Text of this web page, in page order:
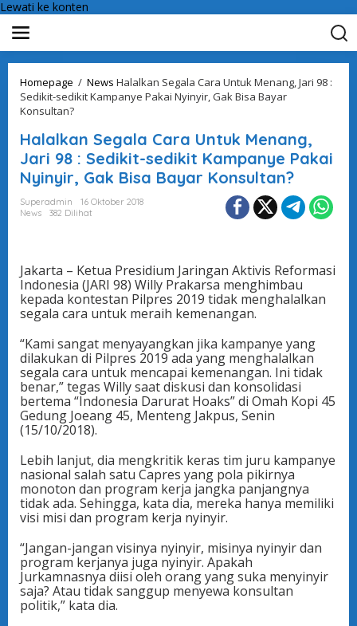
Lewati ke konten
Homepage / News Halalkan Segala Cara Untuk Menang, Jari 98 :
Sedikit-sedikit Kampanye Pakai Nyinyir, Gak Bisa Bayar
Konsultan?
Halalkan Segala Cara Untuk Menang,
Jari 98 : Sedikit-sedikit Kampanye Pakai
Nyinyir, Gak Bisa Bayar Konsultan?
Superadmin
16 Oktober 2018
News
382 Dilihat
Jakarta – Ketua Presidium Jaringan Aktivis Reformasi
Indonesia (JARI 98) Willy Prakarsa menghimbau
kepada kontestan Pilpres 2019 tidak menghalalkan
segala cara untuk meraih kemenangan.
“Kami sangat menyayangkan jika kampanye yang
dilakukan di Pilpres 2019 ada yang menghalalkan
segala cara untuk mencapai kemenangan. Ini tidak
benar,” tegas Willy saat diskusi dan konsolidasi
bertema “Indonesia Darurat Hoaks” di Omah Kopi 45
Gedung Joeang 45, Menteng Jakpus, Senin
(15/10/2018).
Lebih lanjut, dia mengkritik keras tim juru kampanye
nasional salah satu Capres yang pola pikirnya
monoton dan program kerja jangka panjangnya
tidak ada. Sehingga, kata dia, mereka hanya memiliki
visi misi dan program kerja nyinyir.
“Jangan-jangan visinya nyinyir, misinya nyinyir dan
program kerjanya juga nyinyir. Apakah
Jurkamnasnya diisi oleh orang yang suka menyinyir
saja? Atau tidak sanggup menyewa konsultan
politik,” kata dia.